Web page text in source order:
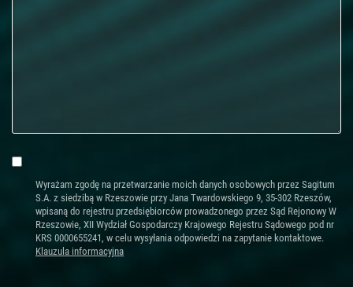
Wyrażam zgodę na przetwarzanie moich danych osobowych przez Sagitum
S.A. z siedzibą w Rzeszowie przy Jana Twardowskiego 9, 35-302 Rzeszów,
wpisaną do rejestru przedsiębiorców prowadzonego przez Sąd Rejonowy W
Rzeszowie, XII Wydział Gospodarczy Krajowego Rejestru Sądowego pod nr
KRS 0000655241, w celu wysyłania odpowiedzi na zapytanie kontaktowe.
Klauzula informacyjna